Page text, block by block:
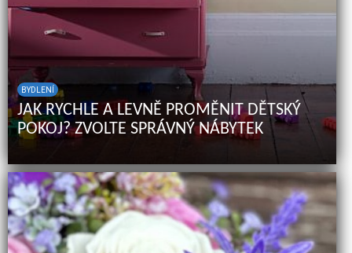
BYDLENÍ
JAK RYCHLE A LEVNĚ PROMĚNIT DĚTSKÝ
POKOJ? ZVOLTE SPRÁVNÝ NÁBYTEK